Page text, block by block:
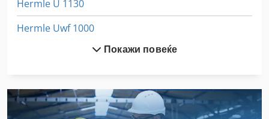
Hermle U 1130
Hermle Uwf 1000
Hermle Uwf 1001
Hermle Uwf 1202
Покажи повеќе